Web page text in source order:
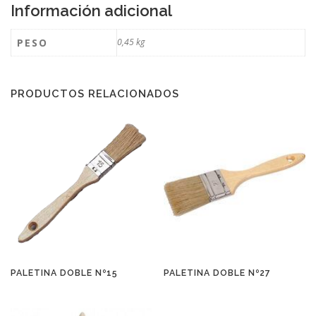
Información adicional
PESO 0,45 kg
PRODUCTOS RELACIONADOS
PALETINA DOBLE Nº15 PALETINA DOBLE Nº27